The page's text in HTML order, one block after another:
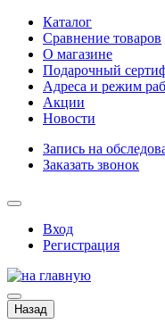
Каталог
Сравнение товаров
О магазине
Подарочный
Адреса и режим
Акции
Новости
Запись на
Заказать звонок
Вход
Регистрация
Назад